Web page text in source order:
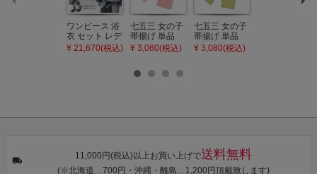
ワンピース 浴
衣 セット レデ
ィース 吸水速
乾 ポリエステ
カシュクール
ワンピース 簡
¥ 21,670(税込)
七五三 女の子
帯揚げ 単品
「灰桃色」日
本製 7歳 女児
びあげ 和装 着
¥ 3,080(税込)
七五三 女の子
帯揚げ 単品
「若葉色」日
本製 7歳 女児
¥ 3,080(税込)
11,000円(税込)以上お買い上げで送料無料
(※北海道…700円・沖縄・離島…1,200円頂戴致します)